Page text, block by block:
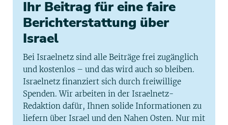
Ihr Beitrag für eine faire
Berichterstattung über
Israel
Bei Israelnetz sind alle Beiträge frei zugänglich
und kostenlos – und das wird auch so bleiben.
Israelnetz finanziert sich durch freiwillige
Spenden. Wir arbeiten in der Israelnetz-
Redaktion dafür, Ihnen solide Informationen zu
liefern über Israel und den Nahen Osten. Nur mit